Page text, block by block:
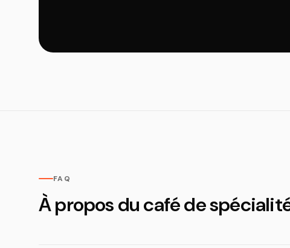
FAQ
À propos du café de